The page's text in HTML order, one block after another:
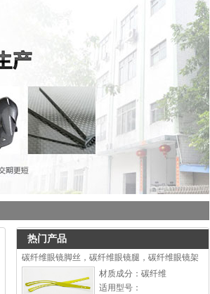
热门产品
碳纤维眼镜脚丝，碳纤维眼镜腿，碳纤维眼镜架
材质成分：碳纤维
适用型号：